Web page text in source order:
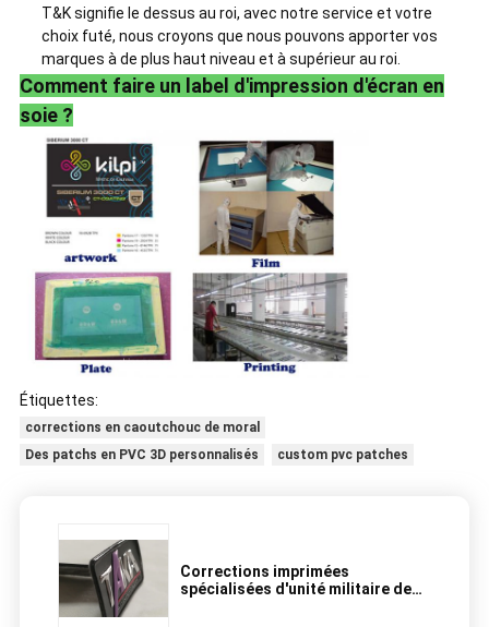
T&K signifie le dessus au roi, avec notre service et votre
choix futé, nous croyons que nous pouvons apporter vos
marques à de plus haut niveau et à supérieur au roi.
Comment faire un label d'impression d'écran en
soie ?
Étiquettes:
corrections en caoutchouc de moral
Des patchs en PVC 3D personnalisés
custom pvc patches
Corrections imprimées
spécialisées d'unité militaire de